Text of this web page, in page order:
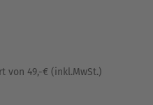
von 49,-€ (inkl.MwSt.)